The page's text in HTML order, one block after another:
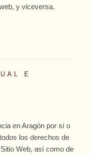
y viceversa.
E
en Aragónpor sí o
los derechos de
Web, así como de